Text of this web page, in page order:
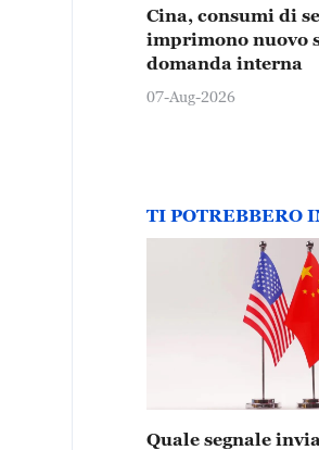
Cina, consumi di
imprimono nuovo
domanda interna
07-Aug-2026
TI POTREBBERO
Quale segnale